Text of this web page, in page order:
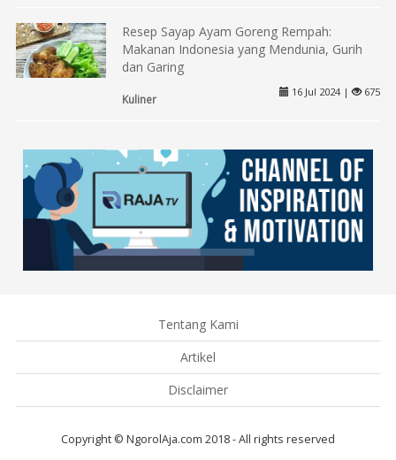
Resep Sayap Ayam Goreng Rempah:
Makanan Indonesia yang Mendunia, Gurih
dan Garing
Kuliner
16 Jul 2024 | 675
Tentang Kami
Artikel
Disclaimer
Copyright © NgorolAja.com 2018 - All rights reserved